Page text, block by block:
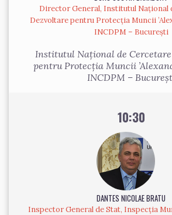
Director General, Institutul Național
Dezvoltare pentru Protecția Muncii
INCDPM – București
Institutul Național de
pentru Protecția Muncii
INCDPM –
10:30
DANTES NICOLAE BRATU
Inspector General de Stat, Inspecția